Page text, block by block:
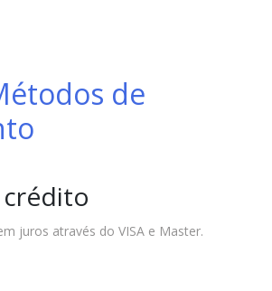
de
juros através do VISA e Master.